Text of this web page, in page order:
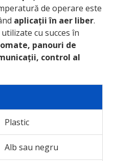
de operare este
aplicații în aer liber.
cu succes în
panouri de
control al
Plastic
Alb sau negru